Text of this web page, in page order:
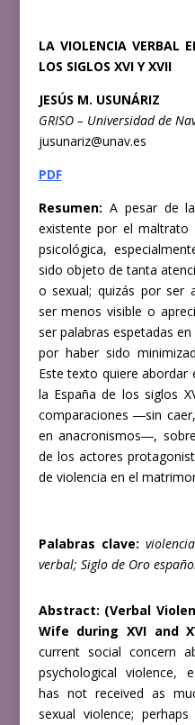
LA VIOLENCIA VERBAL
LOS SIGLOS XVI Y XVII
JESÚS M. USUNÁRIZ
GRISO – Universidad de
jusunariz@unav.es
PDF
Resumen: A pesar de
existente por el maltrato
psicológica,
sido objeto de tanta
o sexual; quizás por ser
ser menos visible o
ser palabras espetadas
por haber sido
Este texto quiere abordar
la España de los siglos
comparaciones ―sin
en anacronismos―,
de los actores
de violencia en el
Palabras clave:
verbal; Siglo de Oro
Abstract: (Verbal
Wife during XVI and
current social concern
psychological violence,
has not received as
sexual violence;